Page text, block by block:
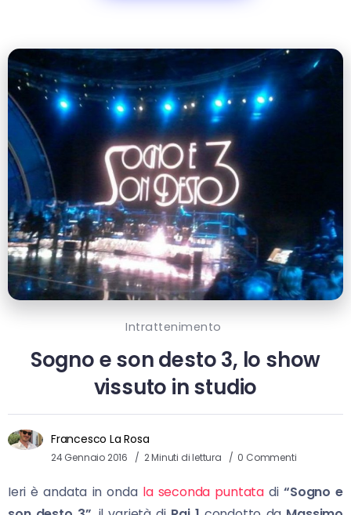
Intrattenimento
Sogno e son desto 3, lo show
vissuto in studio
Francesco La Rosa
24 Gennaio 2016 2 Minuti di lettura 0 Commenti
Ieri è andata in onda la seconda puntata di“Sogno e